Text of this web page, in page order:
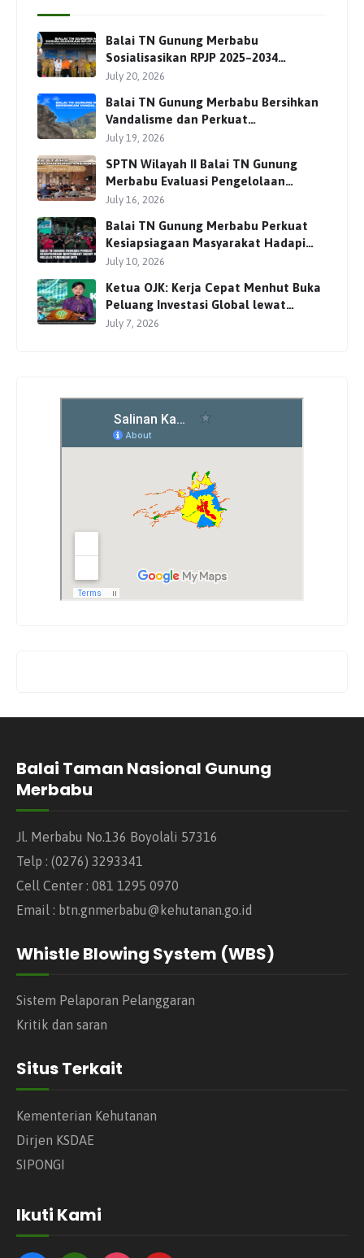
Balai TN Gunung Merbabu
Sosialisasikan RPJP 2025–2034
Bersama Para Pemangku
July 20, 2026
Balai TN Gunung Merbabu Bersihkan
Vandalisme dan Perkuat
Pengamanan Jalur Pendakian
July 19, 2026
SPTN Wilayah II Balai TN Gunung
Merbabu Evaluasi Pengelolaan
Wisata Pendakian Bersama Mitra
July 16, 2026
Balai TN Gunung Merbabu Perkuat
Kesiapsiagaan Masyarakat Hadapi
Karhutla Melalui Pembinaan MPA
July 10, 2026
Ketua OJK: Kerja Cepat Menhut Buka
Peluang Investasi Global lewat
Perdagangan Karbon
July 7, 2026
Balai Taman Nasional Gunung
Merbabu
Jl. Merbabu No.136 Boyolali 57316
Telp : (0276) 3293341
Cell Center : 081 1295 0970
Email : btn.gnmerbabu@kehutanan.go.id
Whistle Blowing System (WBS)
Sistem Pelaporan Pelanggaran
Kritik dan saran
Situs Terkait
Kementerian Kehutanan
Dirjen KSDAE
SIPONGI
Ikuti Kami